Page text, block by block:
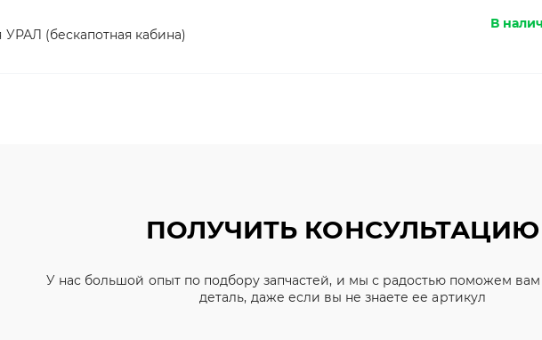
(бескапотная кабина)
В
ПОЛУЧИТЬ КОНСУЛЬТАЦИЮ
У нас большой опыт по подбору запчастей, и мы с радостью поможем
деталь, даже если вы не знаете ее артикул